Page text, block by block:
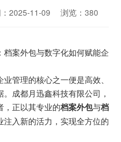
2025-11-09 浏览：380
档案外包与数字化如何赋能企
管理的核心之一便是高效、
成都月迅鑫科技有限公司，
，正以其专业的档案外包与档
注入新的活力，实现全方位的